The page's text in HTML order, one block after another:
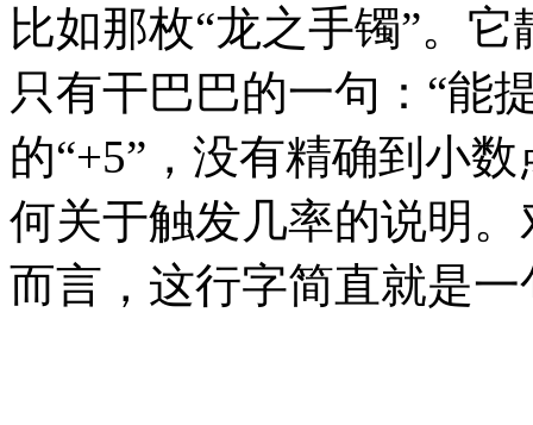
比如那枚“龙之手镯”。
只有干巴巴的一句：“能
的“+5”，没有精确到小
何关于触发几率的说明
而言，这行字简直就是